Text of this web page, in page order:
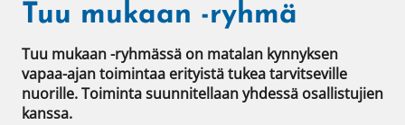
Tuu mukaan -ryhmä
Tuu mukaan -ryhmässä on matalan kynnyksen
vapaa-ajan toimintaa erityistä tukea tarvitseville
nuorille. Toiminta suunnitellaan yhdessä osallistujien
kanssa.